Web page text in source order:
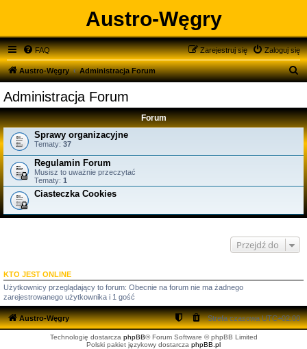
Austro-Węgry
FAQ Zaloguj się
Zarejestruj się
Austro-Węgry Administracja Forum
S
k
Administracja Forum
Forum
Sprawy organizacyjne
Tematy: 37
Regulamin Forum
Musisz to uważnie przeczytać
Tematy: 1
Ciasteczka Cookies
Przejdź do
KTO JEST ONLINE
Użytkownicy przeglądający to forum: Obecnie na forum nie ma żadnego
zarejestrowanego użytkownika i 1 gość
Austro-Węgry Strefa czasowaUTC+02:00
Technologię dostarcza phpBB® Forum Software © phpBB Limited
Polski pakiet językowy dostarcza phpBB.pl